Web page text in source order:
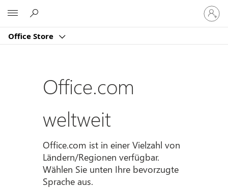
Office Store
Bei
Ihrem
Konto
Office.com
weltweit
Office.com ist in einer Vielzahl von
Ländern/Regionen verfügbar.
Wählen Sie unten Ihre bevorzugte
Sprache aus.